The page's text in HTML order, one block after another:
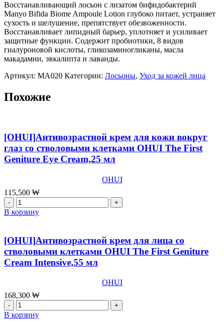
Manyo
Bifida
Biome
Ampoule
Lotion,300мл
Восстанавливающий лосьон с лизатом бифидобактерий
Manyo Bifida Biome Ampoule Lotion глубоко питает, устраняет
сухость и шелушение, препятствует обезвоженности.
Восстанавливает липидный барьер, уплотняет и усиливает
защитные функции. Содержит пробиотики, 8 видов
гиалуроновой кислоты, гликозаминогликаны, масла
макадамии, эвкалипта и лаванды.
Артикул: MA020 Категории: Лосьоны, Уход за кожей лица
Похожие
[OHUI]Антивозрастной крем для кожи вокруг
глаз со стволовыми клетками OHUI The First
Geniture Eye Cream,25 мл
OHUI
115,500 ₩
Количество
товара
[OHUI]Антивозрастной
для
кожи
вокруг
глаз
клетками
OHUI
The
First
В корзину
[OHUI]Антивозрастной крем для лица со
стволовыми клетками OHUI The First Geniture
Cream Intensive,55 мл
OHUI
168,300 ₩
Количество
товара
В корзину